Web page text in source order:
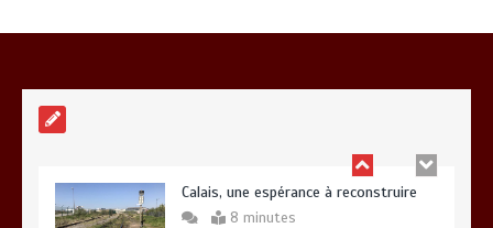
3 minutes
Calais, une espérance à reconstruire
8 minutes